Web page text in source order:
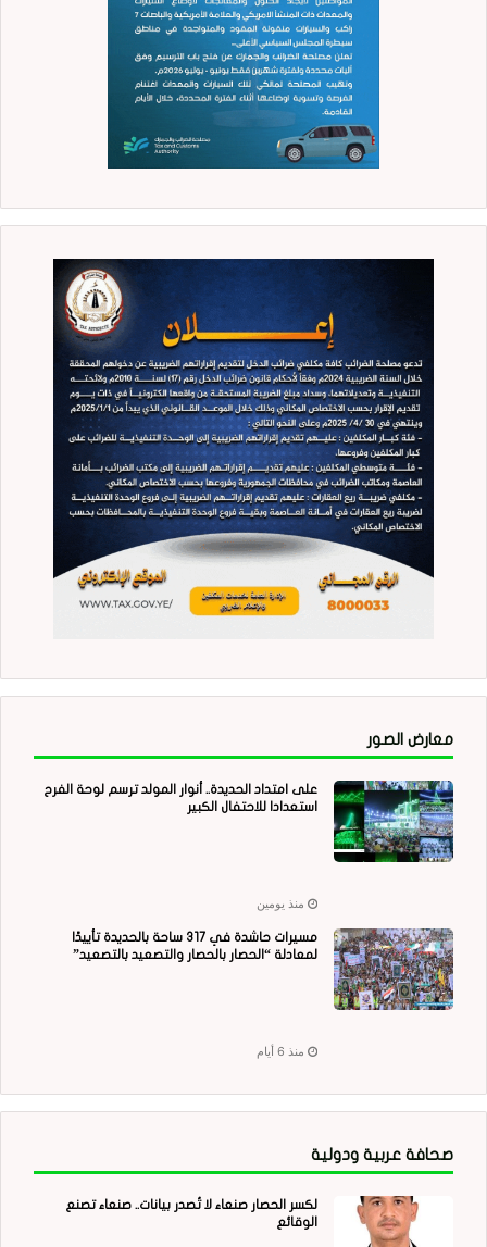
معارض الصور
على امتداد الحديدة.. أنوار المولد ترسم لوحة الفرح
استعدادا للاحتفال الكبير
منذ يومين
مسيرات حاشدة في 317 ساحة بالحديدة تأييدًا
لمعادلة “الحصار بالحصار والتصعيد بالتصعيد”
منذ 6 أيام
صحافة عربية ودولية
لكسر الحصار صنعاء لا تُصدر بيانات.. صنعاء تصنع
الوقائع